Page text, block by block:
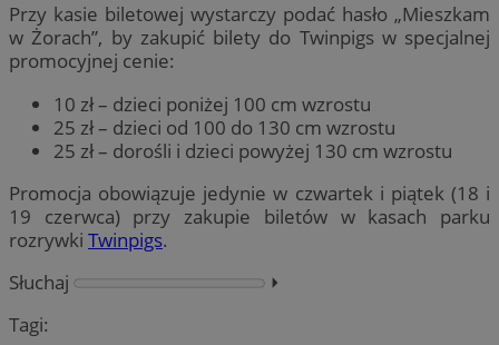
Przy kasie biletowej wystarczy podać hasło „Mieszkam
w Żorach”, by zakupić bilety do Twinpigs w specjalnej
promocyjnej cenie:
10 zł – dzieci poniżej 100 cm wzrostu
25 zł – dzieci od 100 do 130 cm wzrostu
25 zł – dorośli i dzieci powyżej 130 cm wzrostu
Promocja obowiązuje jedynie w czwartek i piątek (18 i
19 czerwca) przy zakupie biletów w kasach parku
rozrywki Twinpigs.
Słuchaj
⏵︎
Tagi: